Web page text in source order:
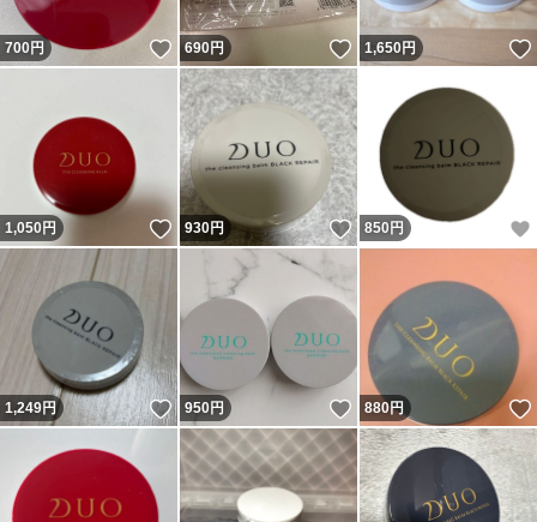
700円 いいね！
690円 いいね！
1,650円
1,050円 いいね！
930円 いいね！
850 円
1,249円 いいね！
950円 いいね！
880円